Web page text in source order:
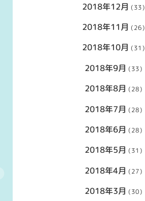
2018年12月 (33)
2018年11月 (26)
2018年10月 (31)
2018年9月 (33)
2018年8月 (28)
2018年7月 (28)
2018年6月 (28)
2018年5月 (31)
2018年4月 (27)
2018年3月 (30)